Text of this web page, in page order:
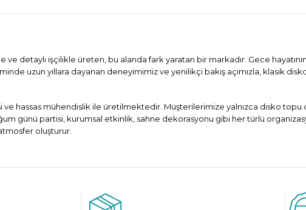
detaylı işçilikle üreten, bu alanda fark yaratan bir markadır. Gece
uzun yıllara dayanan deneyimimiz ve yenilikçi bakış açımızla, klasik
hassas mühendislik ile üretilmektedir. Müşterilerimize yalnızca disko
günü partisi, kurumsal etkinlik, sahne dekorasyonu gibi her türlü
oluşturur.